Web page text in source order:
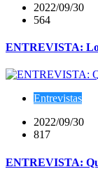
2022/09/30
564
ENTREVISTA:
Entrevistas
2022/09/30
817
ENTREVISTA: